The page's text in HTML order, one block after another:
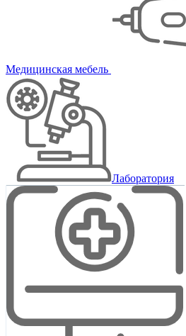
Медицинская мебель
Лаборатория